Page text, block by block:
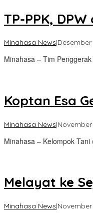
TP-PPK,
Minahasa News|
Minahasa – Tim
Koptan Esa
Minahasa News|
Minahasa – Kelompok
Melayat ke
Minahasa News|November